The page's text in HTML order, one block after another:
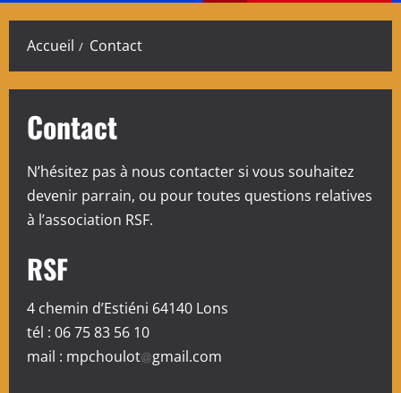
Accueil Contact
Contact
N’hésitez pas à nous contacter si vous souhaitez
devenir parrain, ou pour toutes questions relatives
à l’association RSF.
RSF
4 chemin d’Estiéni 64140 Lons
tél : 06 75 83 56 10
mail : mpchoulot gmail.com